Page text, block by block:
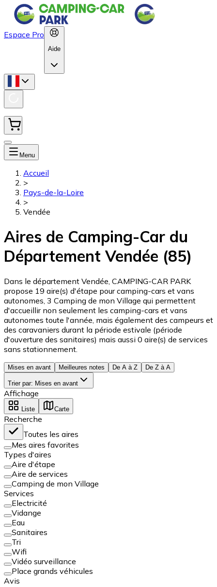
Espace Pro
Aide
Menu
Accueil
>
Pays-de-la-Loire
>
Vendée
Aires de Camping-Car du
Département Vendée (85)
Dans le département Vendée, CAMPING-CAR PARK
propose 19 aire(s) d'étape pour camping-cars et vans
autonomes, 3 Camping de mon Village qui permettent
d'accueillir non seulement les camping-cars et vans
autonomes toute l'année, mais également des campeurs et
des caravaniers durant la période estivale (période
d'ouverture des sanitaires) mais aussi 0 aire(s) de services
sans stationnement.
Mises en avant Meilleures notes De A à Z De Z à A
Trier par: Mises en avant
Affichage
Liste Carte
Recherche
Toutes les aires
Mes aires favorites
Types d'aires
Aire d'étape
Aire de services
Camping de mon Village
Services
Electricité
Vidange
Eau
Sanitaires
Tri
Wifi
Vidéo surveillance
Place grands véhicules
Avis